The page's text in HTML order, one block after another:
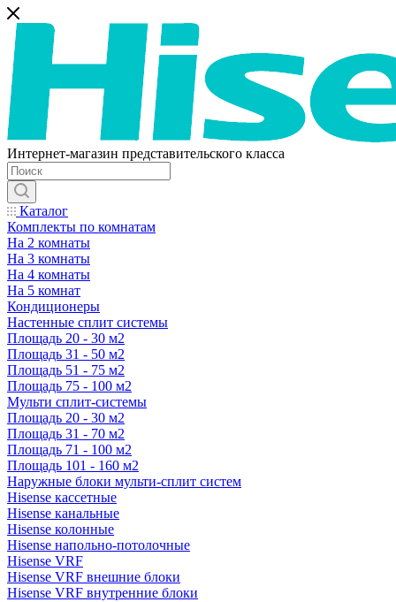
Интернет-магазин представительского класса
Каталог
Комплекты по комнатам
На 2 комнаты
На 3 комнаты
На 4 комнаты
На 5 комнат
Кондиционеры
Настенные сплит системы
Площадь 20 - 30 м2
Площадь 31 - 50 м2
Площадь 51 - 75 м2
Площадь 75 - 100 м2
Мульти сплит-системы
Площадь 20 - 30 м2
Площадь 31 - 70 м2
Площадь 71 - 100 м2
Площадь 101 - 160 м2
Наружные блоки мульти-сплит систем
Hisense кассетные
Hisense канальные
Hisense колонные
Hisense напольно-потолочные
Hisense VRF
Hisense VRF внешние блоки
Hisense VRF внутренние блоки